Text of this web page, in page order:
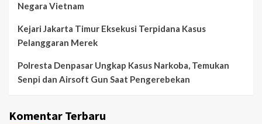
Negara Vietnam
Kejari Jakarta Timur Eksekusi Terpidana Kasus
Pelanggaran Merek
Polresta Denpasar Ungkap Kasus Narkoba, Temukan
Senpi dan Airsoft Gun Saat Pengerebekan
Komentar Terbaru